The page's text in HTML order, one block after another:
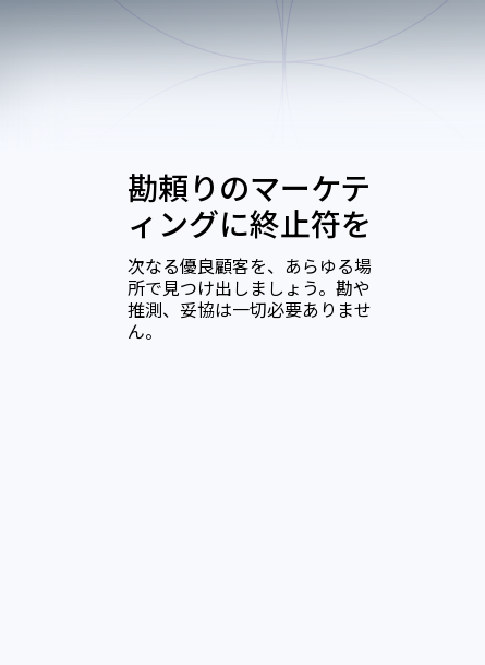
勘頼りのマーケテ
ィングに終止符を
次なる優良顧客を、あらゆる場
所で見つけ出しましょう。勘や
推測、妥協は一切必要ありませ
ん。